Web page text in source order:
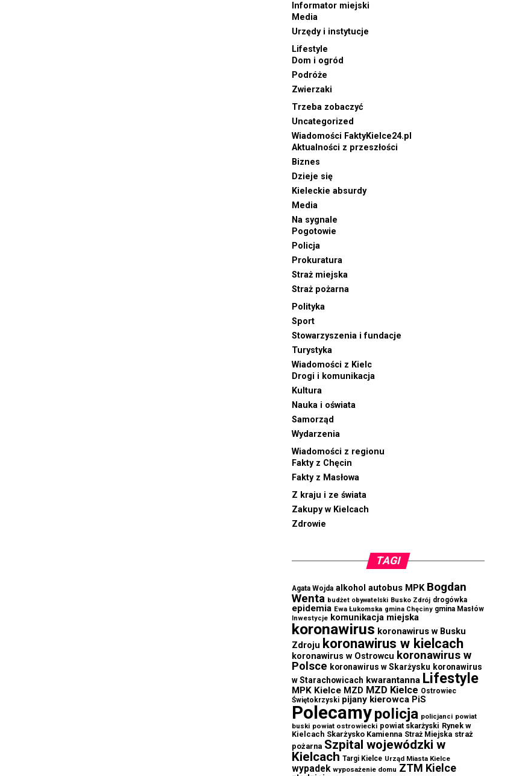
Informator miejski
Media
Urzędy i instytucje
Lifestyle
Dom i ogród
Podróże
Zwierzaki
Trzeba zobaczyć
Uncategorized
Wiadomości FaktyKielce24.pl
Aktualności z przeszłości
Biznes
Dzieje się
Kieleckie absurdy
Media
Na sygnale
Pogotowie
Policja
Prokuratura
Straż miejska
Straż pożarna
Polityka
Sport
Stowarzyszenia i fundacje
Turystyka
Wiadomości z Kielc
Drogi i komunikacja
Kultura
Nauka i oświata
Samorząd
Wydarzenia
Wiadomości z regionu
Fakty z Chęcin
Fakty z Masłowa
Z kraju i ze świata
Zakupy w Kielcach
Zdrowie
TAGI
Agata Wojda alkohol autobus MPK Bogdan
Wenta budżet obywatelski Busko Zdrój drogówka
epidemia Ewa Łukomska gmina Chęciny gmina Masłów
Inwestycje komunikacja miejska
koronawirus koronawirus w Busku
Zdroju koronawirus w kielcach
koronawirus w Ostrowcu koronawirus w
Polsce koronawirus w Skarżysku koronawirus
w Starachowicach kwarantanna Lifestyle
MPK Kielce MZD MZD Kielce Ostrowiec
Świętokrzyski pijany kierowca PiS
Polecamypolicja policjanci powiat
buski powiat ostrowiecki powiat skarżyski Rynek w
Kielcach Skarżysko Kamienna Straż Miejska straż
pożarna Szpital wojewódzki w
Kielcach Targi Kielce Urząd Miasta Kielce
wypadek wyposażenie domu ZTM Kielce